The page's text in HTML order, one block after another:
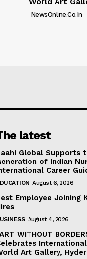
NewsOnline.co.in -
latest
Global Supports
of Indian
Career
August 6, 2026
Employee Joining
August 4, 2026
WITHOUT
Art Gallery,